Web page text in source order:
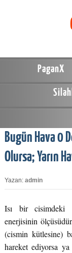
PaganX
Bugün Hava 0
Olursa; Yarın
Yazan: admin
Isı bir cisimdeki
enerjisinin
(cismin kütlesine)
hareket ediyorsa